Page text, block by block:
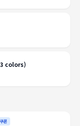
colors)
쿠폰